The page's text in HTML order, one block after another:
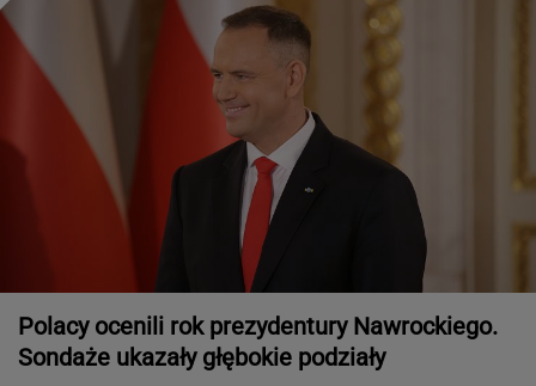
Polacy ocenili rok prezydentury Nawrockiego.
Sondaże ukazały głębokie podziały